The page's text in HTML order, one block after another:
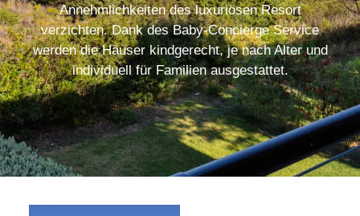
Annehmlichkeiten des luxuriösen Resort
verzichten. Dank des Baby-Concierge Service
werden die Häuser kindgerecht, je nach Alter und
individuell für Familien ausgestattet.